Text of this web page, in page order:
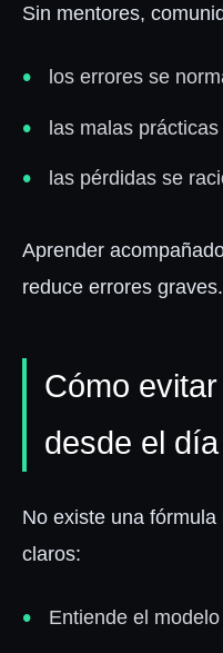
Sin mentores,
los errores se
las malas
las pérdidas se
Aprender
reduce errores graves.
Cómo
desde el
No existe una
claros:
Entiende el